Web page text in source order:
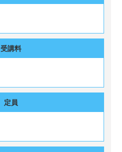
受講料
定員